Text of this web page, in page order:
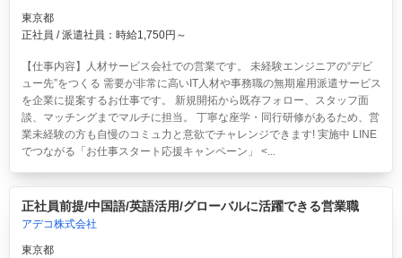
東京都
正社員 / 派遣社員：時給1,750円～
【仕事内容】人材サービス会社での営業です。 未経験エンジニアの“デビ
ュー先”をつくる 需要が非常に高いIT人材や事務職の無期雇用派遣サービス
を企業に提案するお仕事です。 新規開拓から既存フォロー、スタッフ面
談、マッチングまでマルチに担当。 丁寧な座学・同行研修があるため、営
業未経験の方も自慢のコミュ力と意欲でチャレンジできます! 実施中 LINE
でつながる「お仕事スタート応援キャンペーン」 <...
正社員前提/中国語/英語活用/グローバルに活躍できる営業職
アデコ株式会社
東京都